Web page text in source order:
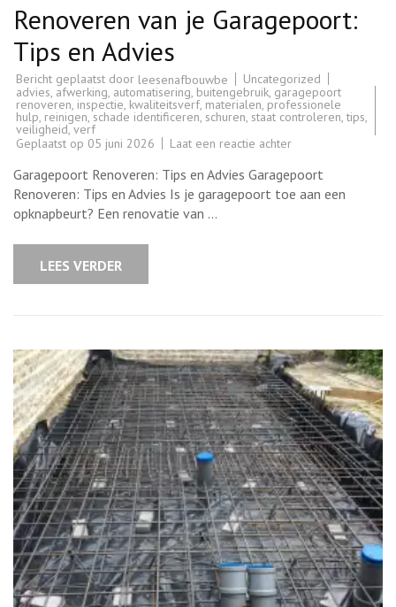
Renoveren van je Garagepoort:
Tips en Advies
Bericht geplaatst door leesenafbouwbe
Uncategorized
advies, afwerking, automatisering, buitengebruik, garagepoort
renoveren, inspectie, kwaliteitsverf, materialen, professionele
hulp, reinigen,schade identificeren, schuren, staat controleren,tips,
veiligheid,verf
Geplaatst op 05 juni 2026 Laat een reactie achterop
je
Garagepoort:
Tips
Garagepoort Renoveren: Tips en Advies Garagepoort
Renoveren: Tips en Advies Is je garagepoort toe aan een
opknapbeurt? Een renovatie van …
LEES VERDER